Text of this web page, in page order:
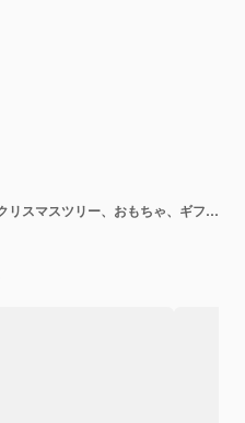
クリスマスアイテムセット。クリスマスツリー、おもちゃ、ギフトボックス、防寒着、装飾品。グリーティングカード、クリスマスと新年あけましておめでとうございますの招待状やスクラップブッキングに最適です。ベクトル漫画イラスト。